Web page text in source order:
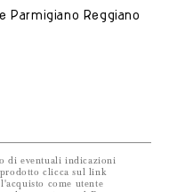
maanden
Parmigiano Reggiano
di eventuali indicazioni
clicca sul link
come utente